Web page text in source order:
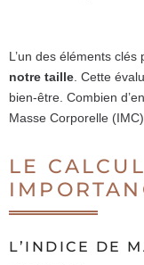
L’un des éléments
notre taille . Cette
bien-être. Combien
Masse Corporelle
LE
L’INDICE DE